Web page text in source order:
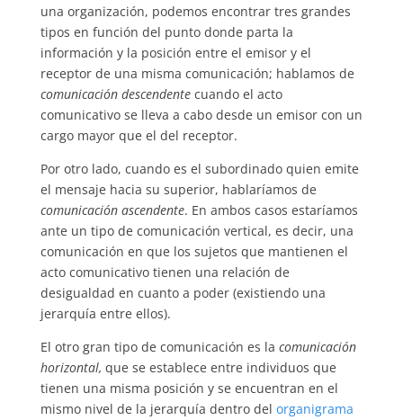
una organización, podemos encontrar tres grandes
tipos en función del punto donde parta la
información y la posición entre el emisor y el
receptor de una misma comunicación; hablamos de
comunicación descendentecuando el acto
comunicativo se lleva a cabo desde un emisor con un
cargo mayor que el del receptor.
Por otro lado, cuando es el subordinado quien emite
el mensaje hacia su superior, hablaríamos de
comunicación ascendente. En ambos casos estaríamos
ante un tipo de comunicación vertical, es decir, una
comunicación en que los sujetos que mantienen el
acto comunicativo tienen una relación de
desigualdad en cuanto a poder (existiendo una
jerarquía entre ellos).
El otro gran tipo de comunicación es la comunicación
horizontal, que se establece entre individuos que
tienen una misma posición y se encuentran en el
mismo nivel de la jerarquía dentro del organigrama